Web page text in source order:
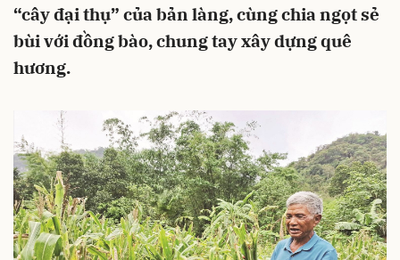
“cây đại thụ” của bản làng, cùng chia ngọt sẻ
bùi với đồng bào, chung tay xây dựng quê
hương.